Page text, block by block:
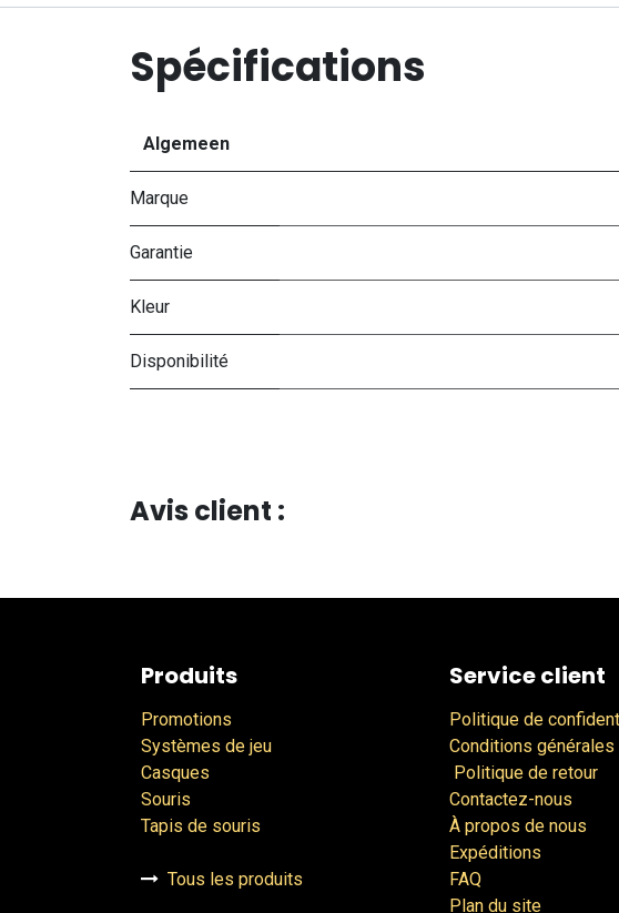
Spécifications
Algemeen
Marque
Garantie
Kleur
Disponibilité
Avis client :
Produits
Promotions
Systèmes de jeu
Casques
Souris
Tapis de souris
Tous les produits
Service client
Politique de
Conditions générales
Politique de retour
Contactez-nous
À propos de nous
Expéditions
FAQ
Plan du site